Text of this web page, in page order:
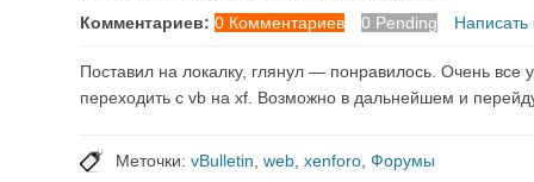
Комментариев: 0 Комментариев 0 Pending
Поставил на локалку, глянул — понравилось. Очень
переходить с vb на xf. Возможно в дальнейшем и
Меточки:vBulletin ,web ,xenforo ,Форумы